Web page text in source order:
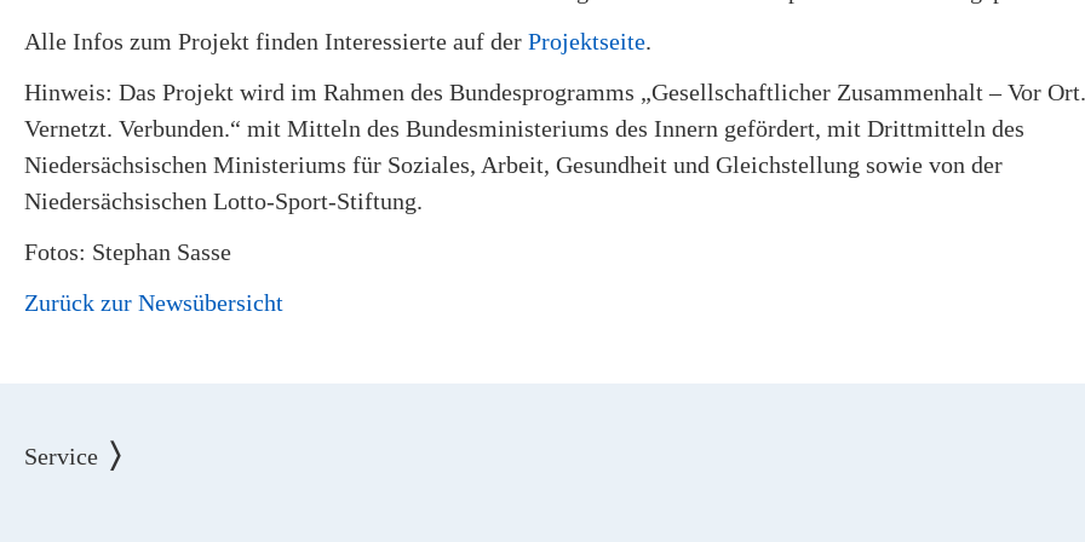
Alle Infos zum Projekt finden Interessierte auf der Projektseite.
Hinweis: Das Projekt wird im Rahmen des Bundesprogramms „Gesellschaftlicher Zusammenhalt – Vor Ort.
Vernetzt. Verbunden.“ mit Mitteln des Bundesministeriums des Innern gefördert, mit Drittmitteln des
Niedersächsischen Ministeriums für Soziales, Arbeit, Gesundheit und Gleichstellung sowie von der
Niedersächsischen Lotto-Sport-Stiftung.
Fotos: Stephan Sasse
Zurück zur Newsübersicht
Service